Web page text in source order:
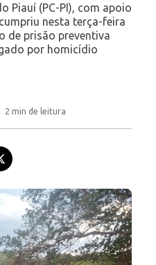
Piauí (PC-PI), com apoio
nesta terça-feira
de prisão preventiva
por homicídio
2 min de leitura